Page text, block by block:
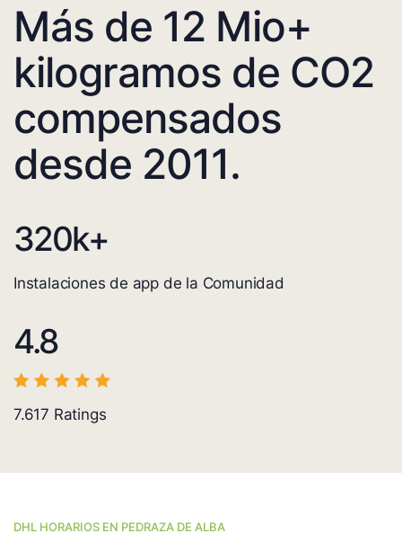
Más de 12 Mio+
kilogramos de CO2
compensados
desde 2011.
320k+
Instalaciones de app de la Comunidad
4.8
7.617 Ratings
DHL HORARIOS EN PEDRAZA DE ALBA